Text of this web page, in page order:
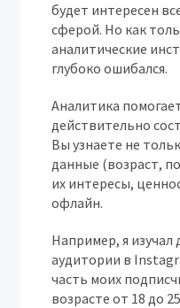
будет интересен
сферой. Но как
аналитические
глубоко ошибался.
Аналитика
действительно
Вы узнаете не
данные (возраст,
их интересы,
офлайн.
Например, я изучал
аудитории в
часть моих
возрасте от 18 до